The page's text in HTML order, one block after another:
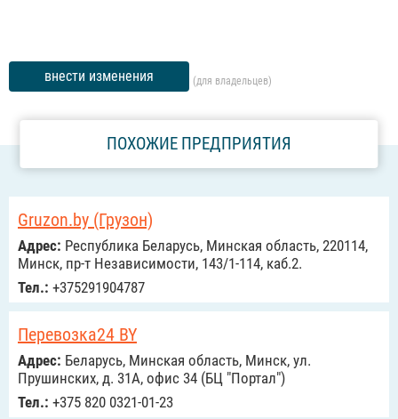
внести изменения (для владельцев)
ПОХОЖИЕ ПРЕДПРИЯТИЯ
Gruzon.by (Грузон)
Адрес: Республика Беларусь, Минская область, 220114,
Минск, пр-т Независимости, 143/1-114, каб.2.
Тел.: +375291904787
Перевозка24 BY
Адрес: Беларусь, Минская область, Минск, ул.
Прушинских, д. 31А, офис 34 (БЦ "Портал")
Тел.: +375 820 0321-01-23